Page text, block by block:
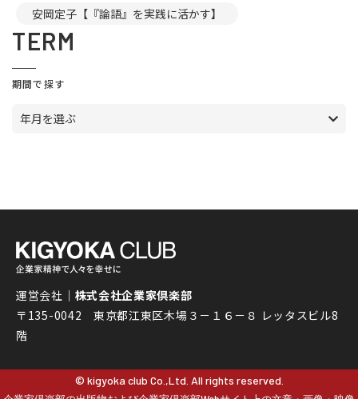
安岡定子【『論語』を実践に活かす】
TERM
期間で探す
年月を選ぶ
運営会社｜ 株式会社企業家倶楽部
〒135-0042 東京都江東区木場３－１６－８ レッタスビル8
階
© kigyoka club Co.,Ltd. All rights reserved.